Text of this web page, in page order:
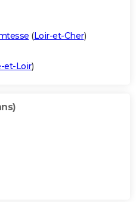
(Loir-et-Cher)
et-Loir)